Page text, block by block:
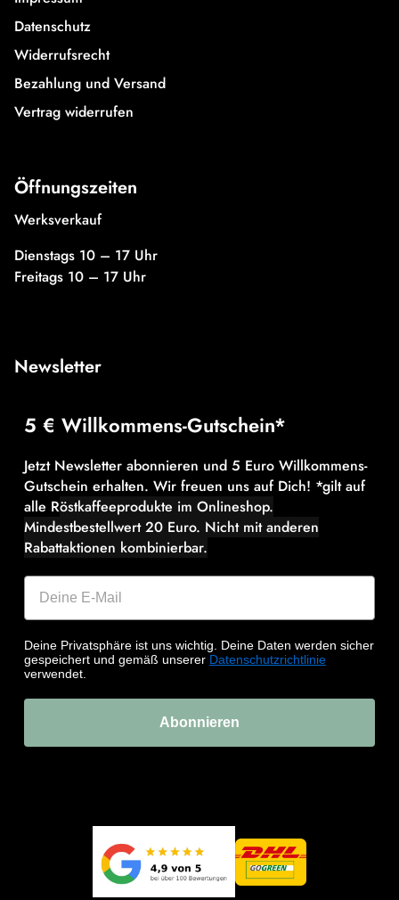
Datenschutz
Widerrufsrecht
Bezahlung und Versand
Vertrag widerrufen
Öffnungszeiten
Werksverkauf
Dienstags 10 – 17 Uhr
Freitags 10 – 17 Uhr
Newsletter
5 € Willkommens-Gutschein*
Jetzt Newsletter abonnieren und 5 Euro Willkommens-
Gutschein erhalten. Wir freuen uns auf Dich! *gilt auf
alle Röstkaffeeprodukte im Onlineshop.
Mindestbestellwert 20 Euro. Nicht mit anderen
Rabattaktionen kombinierbar.
Deine Privatsphäre ist uns wichtig. Deine Daten werden sicher
gespeichert und gemäß unserer Datenschutzrichtlinie
verwendet.
Abonnieren